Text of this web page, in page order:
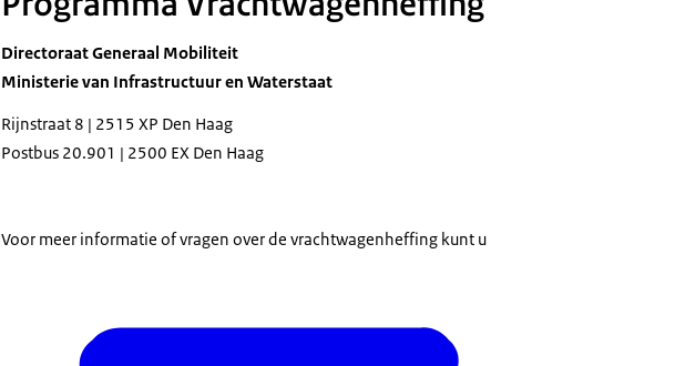
Directoraat Generaal Mobiliteit
Ministerie van Infrastructuur en Waterstaat
Rijnstraat 8 | 2515 XP Den Haag
Postbus 20.901 | 2500 EX Den Haag
Voor meer informatie of vragen over de vrachtwagenheffing kunt u